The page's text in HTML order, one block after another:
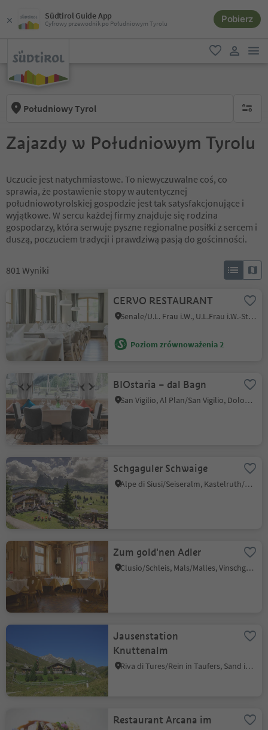
Südtirol Guide App
Cyfrowy przewodnik po Południowym Tyrolu Pobierz
ulubione
Południowy Tyrol brak
Zajazdy w Południowym Tyrolu
Uczucie jest natychmiastowe. To niewyczuwalne coś, co
sprawia, że postawienie stopy w autentycznej
południowotyrolskiej gospodzie jest tak satysfakcjonujące i
wyjątkowe. W sercu każdej firmy znajduje się rodzina
gospodarzy, która serwuje pyszne regionalne posiłki z sercem i
duszą, poczuciem tradycji i prawdziwą pasją do gościnności.
801 Wyniki
CERVO RESTAURANT
Senale/U.L. Frau i.W., U.L.Frau i.W.-St. Felix/Senale-S.Felice, Meran/Merano and environs
Poziom zrównoważenia 2
BIOstaria – dal Bagn
San Vigilio, Al Plan/San Vigilio, Dolomites Region Kronplatz/Plan de Corones
Schgaguler Schwaige
Alpe di Siusi/Seiseralm, Kastelruth/Castelrotto, Dolomites Region Seiser Alm
Zum gold'nen Adler
Clusio/Schleis, Mals/Malles, Vinschgau/Val Venosta
Jausenstation
Knuttenalm
Riva di Tures/Rein in Taufers, Sand in Taufers/Campo Tures, Ahrntal/Valle Aurina
Restaurant Arcana im